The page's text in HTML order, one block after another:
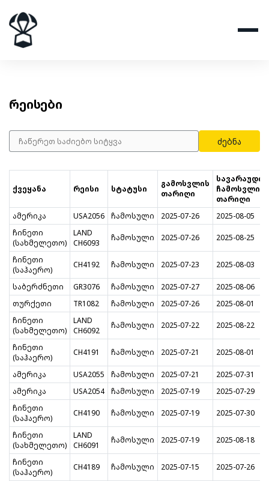
რეისები
ძებნა
ქვეყანა რეისი სტატუსი
გამოსვლის
თარიღი
სავარაუდო
ჩამოსვლის
თარიღი
ამერიკა
USA2056 ჩამოსული 2025-07-26
2025-08-05
ჩინეთი
(სახმელეთო)
LAND
CH6093
ჩამოსული 2025-07-26 2025-08-25
ჩინეთი
(საჰაერო)
CH4192 ჩამოსული 2025-07-23 2025-08-03
საბერძნეთი GR3076 ჩამოსული 2025-07-27
2025-08-06
თურქეთი
TR1082 ჩამოსული 2025-07-26
2025-08-01
ჩინეთი
(სახმელეთო)
LAND
CH6092
ჩამოსული 2025-07-22 2025-08-22
ჩინეთი
(საჰაერო)
CH4191 ჩამოსული 2025-07-21 2025-08-01
ამერიკა USA2055 ჩამოსული 2025-07-21
2025-07-31
ამერიკა
USA2054 ჩამოსული 2025-07-19
2025-07-29
ჩინეთი
(საჰაერო)
CH4190 ჩამოსული 2025-07-19 2025-07-30
ჩინეთი
(სახმელეთო)
LAND
CH6091
ჩამოსული 2025-07-19 2025-08-18
ჩინეთი
(საჰაერო)
CH4189 ჩამოსული 2025-07-15 2025-07-26